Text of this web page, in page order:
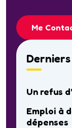
Me
Un refus
Emploi à
dépenses